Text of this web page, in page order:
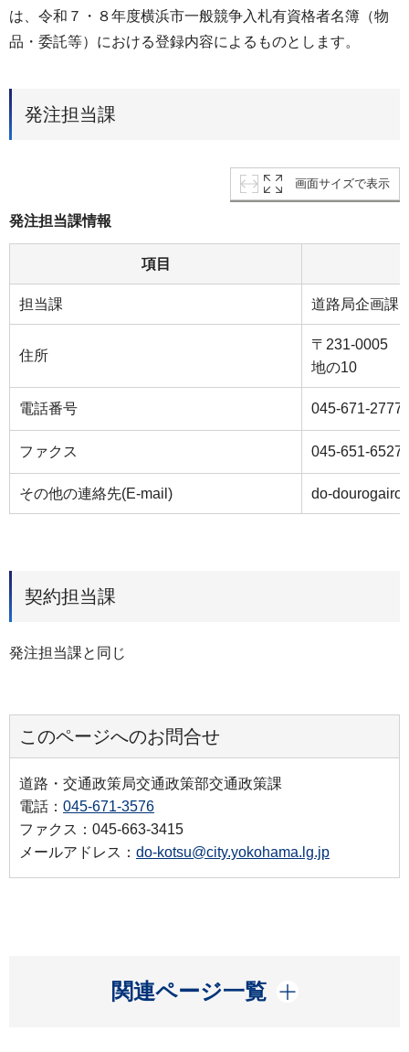
は、令和７・８年度横浜市一般競争入札有資格者名簿（物
品・委託等）における登録内容によるものとします。
発注担当課
画面サイズで表示
発注担当課情報
項目
担当課 道路局企画課
住所
〒231-0005
地の10
電話番号 045-671-2777
ファクス 045-651-6527
その他の連絡先(E-mail) do-
契約担当課
発注担当課と同じ
このページへのお問合せ
道路・交通政策局交通政策部交通政策課
電話： 045-671-3576
ファクス：045-663-3415
メールアドレス： do-kotsu@city.yokohama.lg.jp
関連ページ一覧
開く